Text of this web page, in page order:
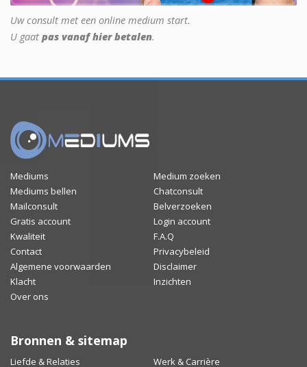
Uw consult met een online medium start.
U gaat pas vanaf hier betalen.
Mediums
Medium zoeken
Mediums bellen
Chatconsult
Mailconsult
Belverzoeken
Gratis account
Login account
Kwaliteit
F.A.Q
Contact
Privacybeleid
Algemene voorwaarden
Disclaimer
Klacht
Inzichten
Over ons
Bronnen & sitemap
Liefde & Relaties Werk & Carrière